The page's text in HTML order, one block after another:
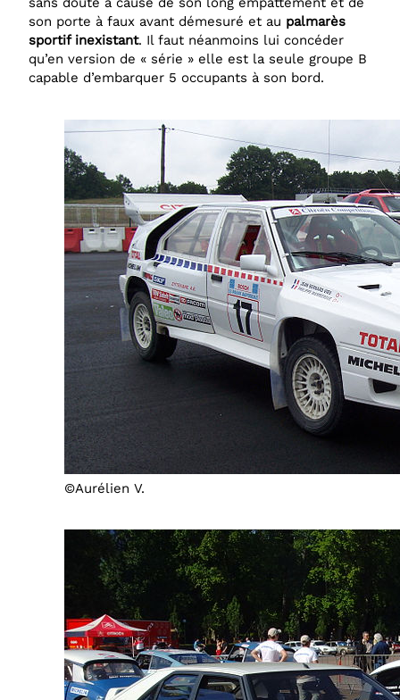
son porte à faux avant démesuré et au palmarès
sportif inexistant. Il faut néanmoins lui concéder
qu’en version de « série » elle est la seule groupe B
capable d’embarquer 5 occupants à son bord.
©Aurélien V.